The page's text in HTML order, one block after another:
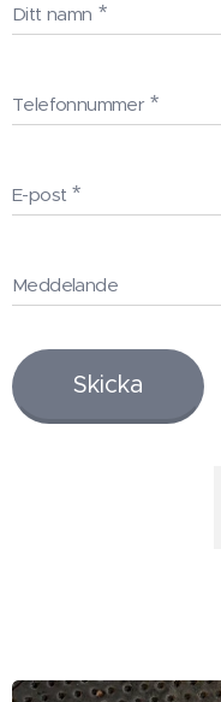
Ditt namn
Telefonnummer
E-post
Meddelande
Skicka